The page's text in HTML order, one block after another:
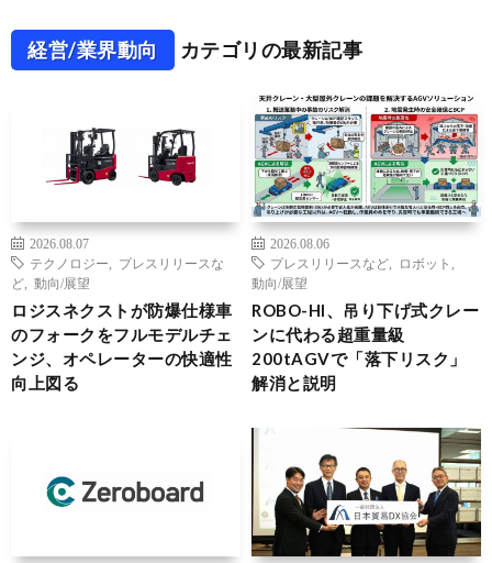
経営/業界動向 カテゴリの最新記事
2026.08.07
テクノロジー
プレスリリースな
ど
動向/展望
ロジスネクストが防爆仕様車
のフォークをフルモデルチェ
ンジ、オペレーターの快適性
向上図る
2026.08.06
プレスリリースなど
ロボット
動向/展望
ROBO-HI、吊り下げ式クレー
ンに代わる超重量級
200tAGVで「落下リスク」
解消と説明